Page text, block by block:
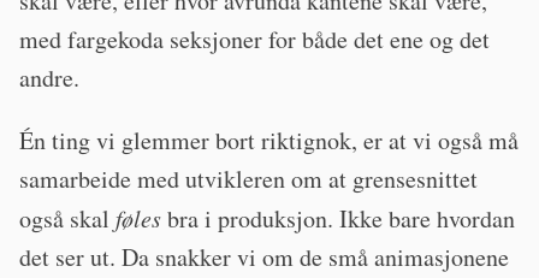
med fargekoda seksjoner for både det ene og det
andre.
Én ting vi glemmer bort riktignok, er at vi også må
samarbeide med utvikleren om at grensesnittet
også skal følesbra i produksjon. Ikke bare hvordan
det ser ut. Da snakker vi om de små animasjonene